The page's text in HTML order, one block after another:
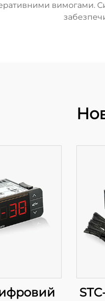
вимогами.